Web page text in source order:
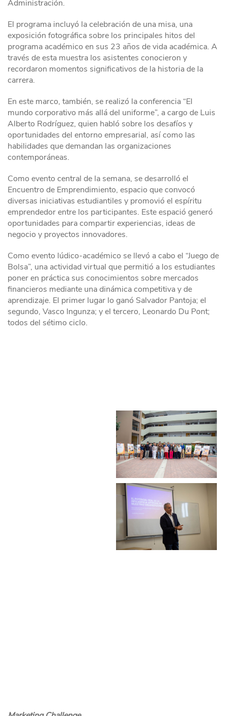
Administración.
El programa incluyó la celebración de una misa, una
exposición fotográfica sobre los principales hitos del
programa académico en sus 23 años de vida académica. A
través de esta muestra los asistentes conocieron y
recordaron momentos significativos de la historia de la
carrera.
En este marco, también, se realizó la conferencia “El
mundo corporativo más allá del uniforme”, a cargo de Luis
Alberto Rodríguez, quien habló sobre los desafíos y
oportunidades del entorno empresarial, así como las
habilidades que demandan las organizaciones
contemporáneas.
Como evento central de la semana, se desarrolló el
Encuentro de Emprendimiento, espacio que convocó
diversas iniciativas estudiantiles y promovió el espíritu
emprendedor entre los participantes. Este espació generó
oportunidades para compartir experiencias, ideas de
negocio y proyectos innovadores.
Como evento lúdico-académico se llevó a cabo el “Juego de
Bolsa”, una actividad virtual que permitió a los estudiantes
poner en práctica sus conocimientos sobre mercados
financieros mediante una dinámica competitiva y de
aprendizaje. El primer lugar lo ganó Salvador Pantoja; el
segundo, Vasco Ingunza; y el tercero, Leonardo Du Pont;
todos del sétimo ciclo.